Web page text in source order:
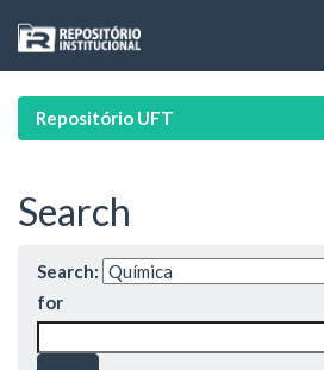
navigation
Repositório UFT
Search
Search:
for